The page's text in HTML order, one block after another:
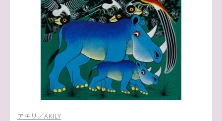
アキリ／AKILY